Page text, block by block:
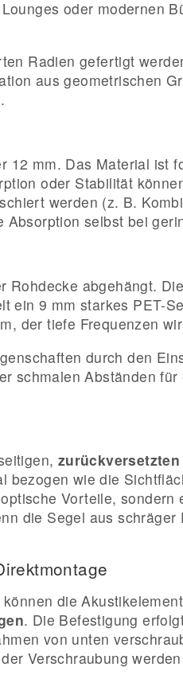
oder modernen
Radien gefertigt
aus geometrischen
12 mm. Das Material ist
oder Stabilität
werden (z. B.
selbst bei
Rohdecke abgehängt. Die
ein 9 mm starkes PET-
der tiefe Frequenzen
durch den
schmalen Abständen
zurückversetzten
wie die
Vorteile,
die Segel aus
die
. Die Befestigung
von unten
Verschraubung